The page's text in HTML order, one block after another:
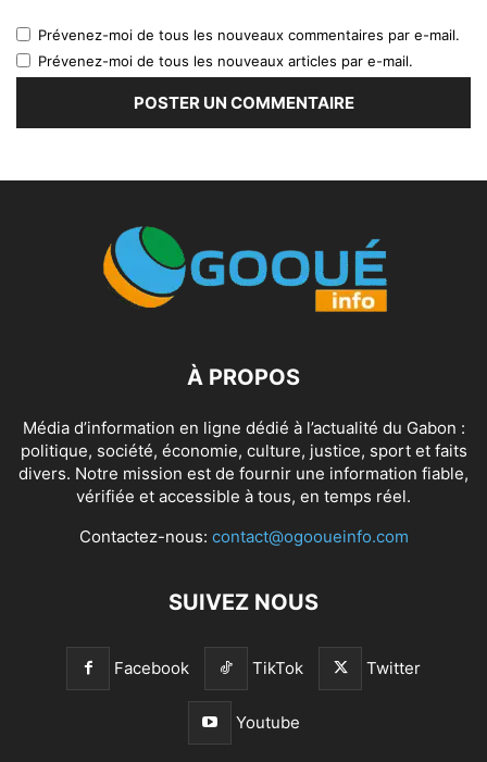
Prévenez-moi de tous les nouveaux commentaires par e-mail.
Prévenez-moi de tous les nouveaux articles par e-mail.
À PROPOS
Média d’information en ligne dédié à l’actualité du Gabon :
politique, société, économie, culture, justice, sport et faits
divers. Notre mission est de fournir une information fiable,
vérifiée et accessible à tous, en temps réel.
Contactez-nous: contact@ogooueinfo.com
SUIVEZ NOUS
Facebook TikTok Twitter
Youtube